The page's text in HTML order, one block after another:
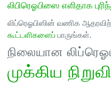
லிபிரெஓபிஸை எளிதாக
லிப்ரெஓபிஸின் வணிக
கூட்டளிகளைப் பாருங்கள்.
நிலையான
முக்கிய நிறுவி